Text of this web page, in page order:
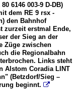
6146 003-9 D-DB)
dem RE 9 rsx -
den Bahnhof
zurzeit erstmal Ende,
der Sieg an der
Züge zwischen
die Regionalbahn
Links steht
Alstom Coradia LINT
(Betzdorf/Sieg –
beginnt. 